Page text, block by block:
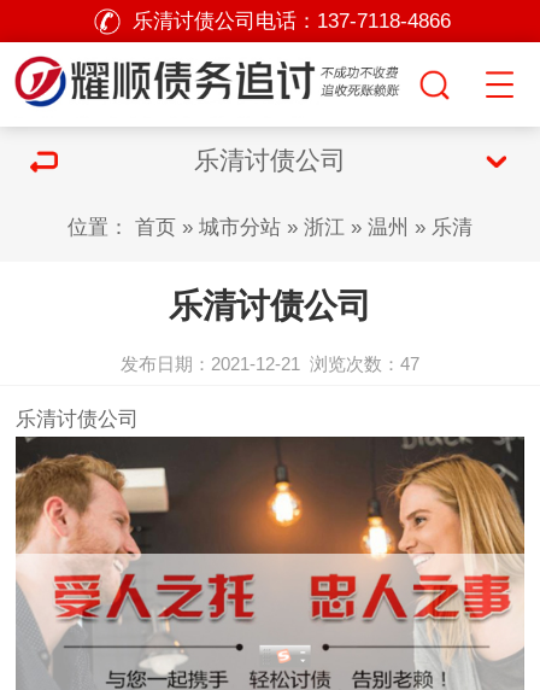
乐清讨债公司电话： 137-7118-4866
乐清讨债公司
位置： 首页 » 城市分站 » 浙江 » 温州 » 乐清
乐清讨债公司
发布日期：2021-12-21 浏览次数：47
乐清讨债公司